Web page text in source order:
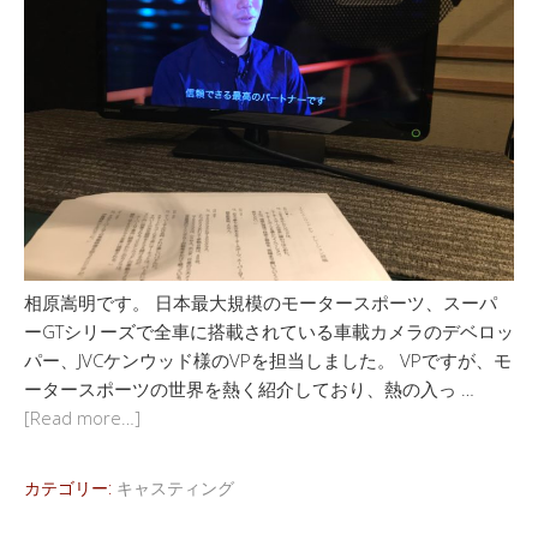
相原嵩明です。 日本最大規模のモータースポーツ、スーパ
ーGTシリーズで全車に搭載されている車載カメラのデベロッ
パー、JVCケンウッド様のVPを担当しました。 VPですが、モ
ータースポーツの世界を熱く紹介しており、熱の入っ …
[Read more…]
カテゴリー: キャスティング